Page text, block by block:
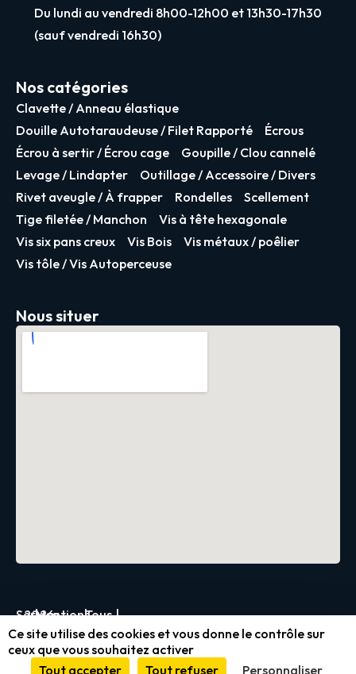
Du lundi au vendredi 8h00-12h00 et 13h30-17h30
(sauf vendredi 16h30)
Nos catégories
Clavette / Anneau élastique
Douille Autotaraudeuse / Filet Rapporté
Écrous
Écrou à sertir / Écrou cage
Goupille / Clou cannelé
Levage / Lindapter
Outillage / Accessoire / Divers
Rivet aveugle / À frapper
Rondelles
Scellement
Tige filetée / Manchon
Vis à tête hexagonale
Vis six pans creux
Vis Bois
Vis métaux / poêlier
Vis tôle / Vis Autoperceuse
Nous situer
Servica
2026
|Mentions
légales
et
|Tous
droits
réservés
|
Ce site utilise des cookies et vous donne le contrôle sur
ceux que vous souhaitez activer
Tout accepter
Tout refuser Personnaliser